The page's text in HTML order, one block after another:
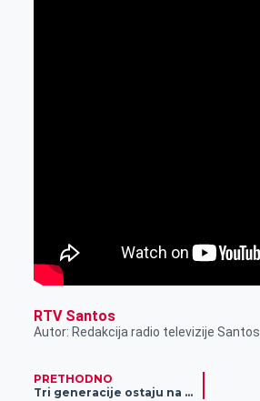
RTV Santos
Autor: Redakcija radio televizije Santos
PRETHODNO
Tri generacije ostaju na selu